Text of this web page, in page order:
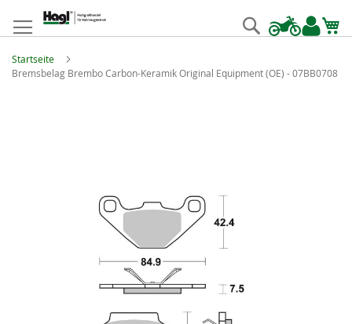
springen
Suche
Startseite
Bremsbelag Brembo Carbon-Keramik Original Equipment (OE) - 07BB0708